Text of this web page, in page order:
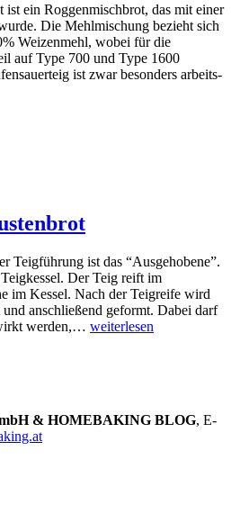
ist ein Roggenmischbrot, das mit einer
Die Mehlmischung bezieht sich
Weizenmehl, wobei für die
auf Type 700 und Type 1600
ist zwar besonders arbeits-
Teigführung ist das “Ausgehobene”.
Der Teig reift im
im Kessel. Nach der Teigreife wird
anschließend geformt. Dabei darf
werden,… weiterlesen
& HOMEBAKING BLOG, E-